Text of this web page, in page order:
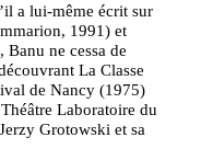
a lui-même écrit sur
1991) et
ne cessa de
La Classe
de Nancy (1975)
Laboratoire du
Grotowski et sa